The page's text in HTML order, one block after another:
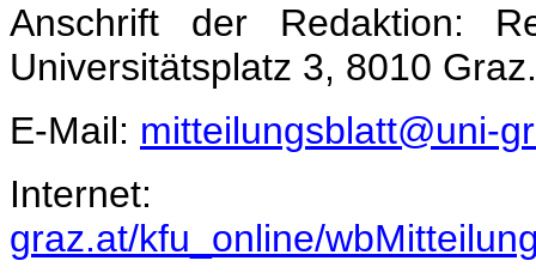
Anschrift der Redaktion:
Universitätsplatz 3, 8010 Graz.
E-Mail: mitteilungsblatt@uni-
graz.at/kfu_online/